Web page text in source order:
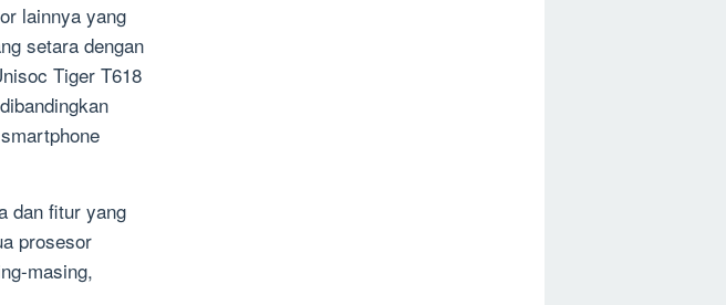
lainnya yang
setara dengan
Tiger T618
dan fitur yang
prosesor
masing,